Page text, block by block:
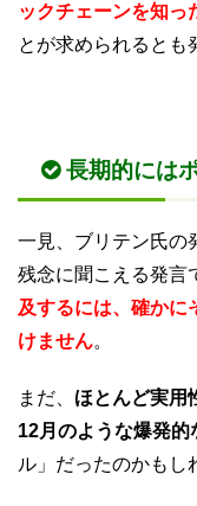
ックチェーンを知っ
とが求められるとも
長期的には
一見、ブリテン氏の
残念に聞こえる発言
及するには、確かに
けません。
まだ、 ほとんど実用
12月のような爆発的
ル」だったのかもし